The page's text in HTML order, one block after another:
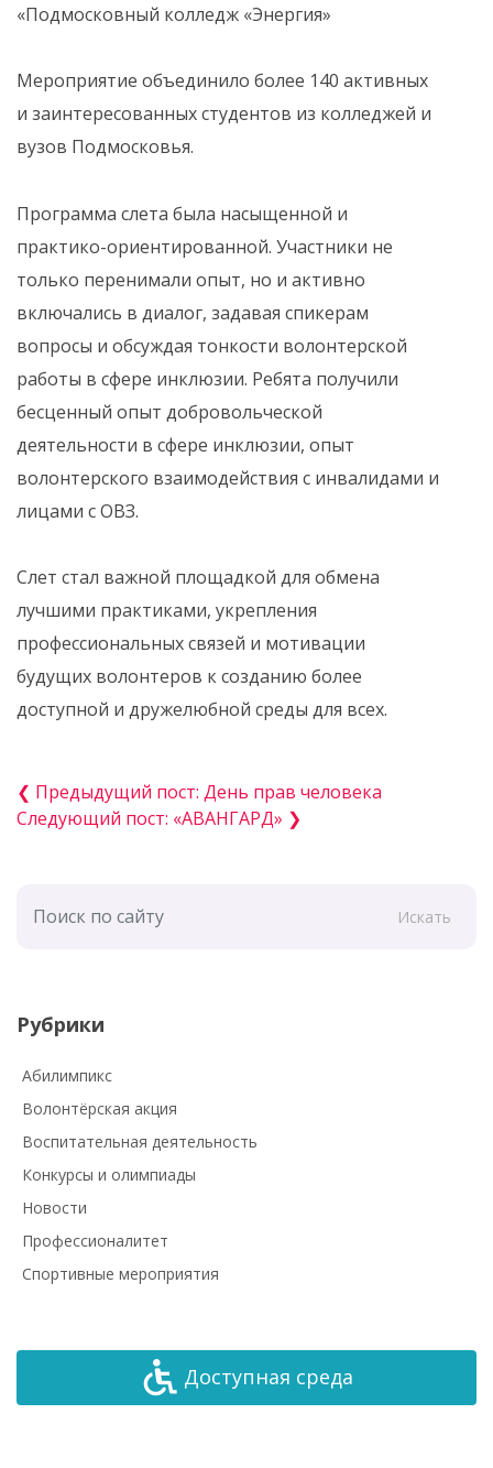
«Подмосковный колледж «Энергия»
Мероприятие объединило более 140 активных
и заинтересованных студентов из колледжей и
вузов Подмосковья.
Программа слета была насыщенной и
практико-ориентированной. Участники не
только перенимали опыт, но и активно
включались в диалог, задавая спикерам
вопросы и обсуждая тонкости волонтерской
работы в сфере инклюзии. Ребята получили
бесценный опыт добровольческой
деятельности в сфере инклюзии, опыт
волонтерского взаимодействия с инвалидами и
лицами с ОВЗ.
Слет стал важной площадкой для обмена
лучшими практиками, укрепления
профессиональных связей и мотивации
будущих волонтеров к созданию более
доступной и дружелюбной среды для всех.
❮ Предыдущий пост: День прав человека
Следующий пост: «АВАНГАРД» ❯
Искать
Рубрики
Абилимпикс
Волонтёрская акция
Воспитательная деятельность
Конкурсы и олимпиады
Новости
Профессионалитет
Спортивные мероприятия
Доступная среда